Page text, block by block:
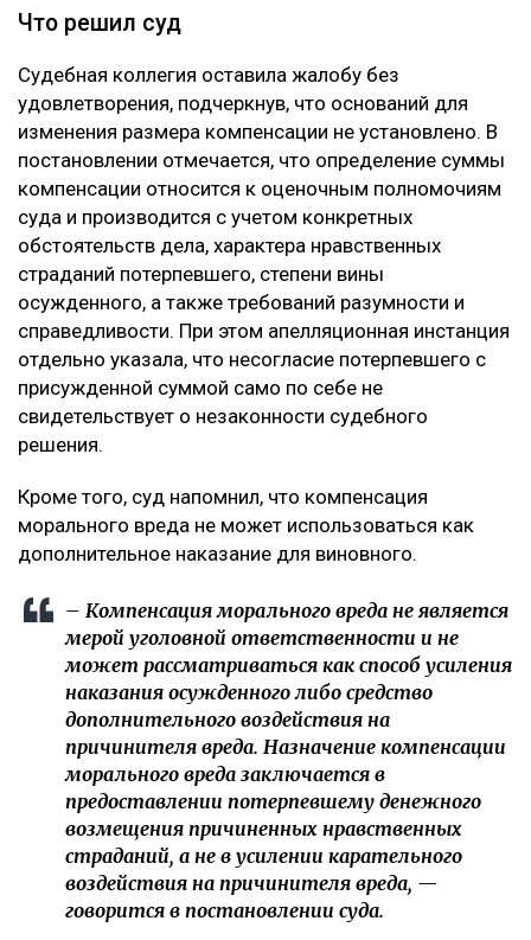
Что решил суд
Судебная коллегия оставила жалобу без
удовлетворения, подчеркнув, что оснований для
изменения размера компенсации не установлено. В
постановлении отмечается, что определение суммы
компенсации относится к оценочным полномочиям
суда и производится с учетом конкретных
обстоятельств дела, характера нравственных
страданий потерпевшего, степени вины
осужденного, а также требований разумности и
справедливости. При этом апелляционная инстанция
отдельно указала, что несогласие потерпевшего с
присужденной суммой само по себе не
свидетельствует о незаконности судебного
решения.
Кроме того, суд напомнил, что компенсация
морального вреда не может использоваться как
дополнительное наказание для виновного.
– Компенсация морального вреда не является
мерой уголовной ответственности и не
может рассматриваться как способ усиления
наказания осужденного либо средство
дополнительного воздействия на
причинителя вреда. Назначение компенсации
морального вреда заключается в
предоставлении потерпевшему денежного
возмещения причиненных нравственных
страданий, а не в усилении карательного
воздействия на причинителя вреда, —
говорится в постановлении суда.